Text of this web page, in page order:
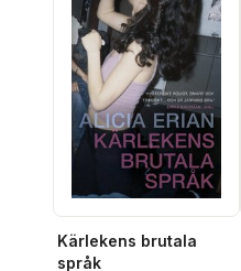
Kärlekens brutala
språk